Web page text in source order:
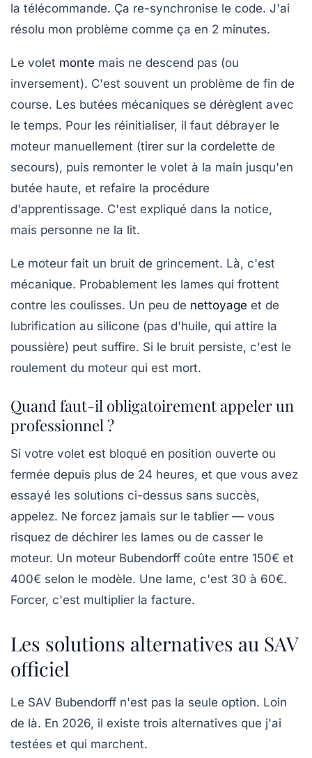
la télécommande. Ça re-synchronise le code. J'ai
résolu mon problème comme ça en 2 minutes.
Le volet monte mais ne descend pas (ou
inversement). C'est souvent un problème de fin de
course. Les butées mécaniques se dérèglent avec
le temps. Pour les réinitialiser, il faut débrayer le
moteur manuellement (tirer sur la cordelette de
secours), puis remonter le volet à la main jusqu'en
butée haute, et refaire la procédure
d'apprentissage. C'est expliqué dans la notice,
mais personne ne la lit.
Le moteur fait un bruit de grincement. Là, c'est
mécanique. Probablement les lames qui frottent
contre les coulisses. Un peu de nettoyage et de
lubrification au silicone (pas d'huile, qui attire la
poussière) peut suffire. Si le bruit persiste, c'est le
roulement du moteur qui est mort.
Quand faut-il obligatoirement appeler un
professionnel ?
Si votre volet est bloqué en position ouverte ou
fermée depuis plus de 24 heures, et que vous avez
essayé les solutions ci-dessus sans succès,
appelez. Ne forcez jamais sur le tablier — vous
risquez de déchirer les lames ou de casser le
moteur. Un moteur Bubendorff coûte entre 150€ et
400€ selon le modèle. Une lame, c'est 30 à 60€.
Forcer, c'est multiplier la facture.
Les solutions alternatives au SAV
officiel
Le SAV Bubendorff n'est pas la seule option. Loin
de là. En 2026, il existe trois alternatives que j'ai
testées et qui marchent.